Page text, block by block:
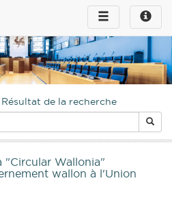
Toggle
infos
Toggle
navigation
de la recherche
"Circular Wallonia"
wallon à l'Union